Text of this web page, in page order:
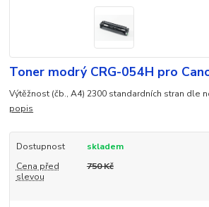
Toner modrý CRG-054H pro
Výtěžnost (čb., A4) 2300 standardních stran dle
popis
Dostupnost
skladem
Cena před
slevou
750 Kč